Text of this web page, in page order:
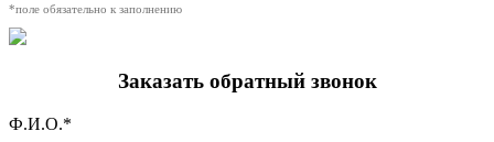
*поле обязательно к заполнению
Заказать обратный звонок
Ф.И.О.*